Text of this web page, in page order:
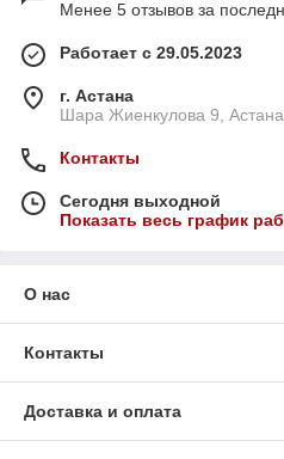
Менее 5 отзывов за
Работает с 29.05.2023
г. Астана
Шара Жиенкулова 9,
Контакты
Сегодня выходной
Показать весь график
О нас
Контакты
Доставка и оплата